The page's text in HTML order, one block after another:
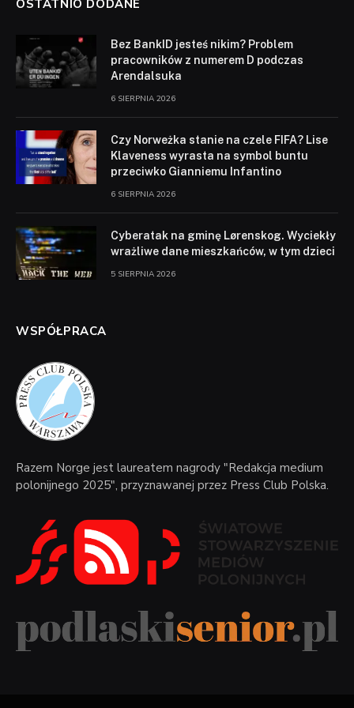
OSTATNIO DODANE
Bez BankID jesteś nikim? Problem
pracowników z numerem D podczas
Arendalsuka
6 SIERPNIA 2026
Czy Norweżka stanie na czele FIFA? Lise
Klaveness wyrasta na symbol buntu
przeciwko Gianniemu Infantino
6 SIERPNIA 2026
Cyberatak na gminę Lørenskog. Wyciekły
wrażliwe dane mieszkańców, w tym dzieci
5 SIERPNIA 2026
WSPÓŁPRACA
Razem Norge jest laureatem nagrody "Redakcja medium
polonijnego 2025", przyznawanej przez Press Club Polska.